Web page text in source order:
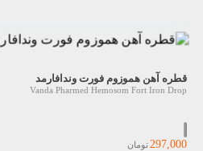
قطره آهن هموزوم فورت وندافارمد
Vanda Pharmed Hemosom Fort Iron Drop
297,000تومان